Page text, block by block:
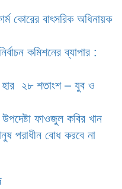
কোরের বাৎসরিক অধিনায়ক
কমিশনের ব্যাপার :
হার ২৮ শতাংশ – যুব ও
ফাওজুল কবির খান
পরাধীন বোধ করবে না